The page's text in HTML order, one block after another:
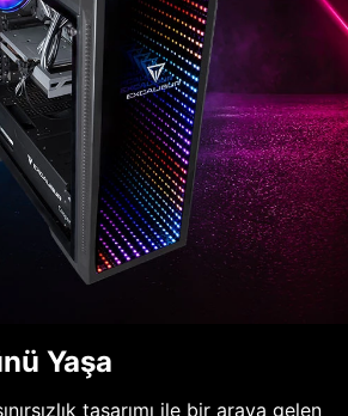
Yaşa
tasarımı ile bir araya gelen